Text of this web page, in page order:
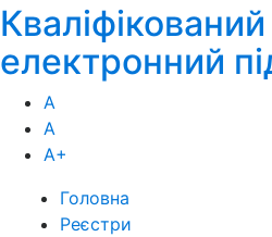
Кваліфікований
електронний
А
А
А+
Головна
Реєстри